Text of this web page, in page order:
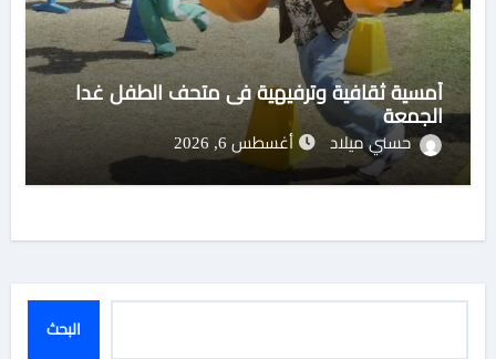
أمسية ثقافية وترفيهية فى متحف الطفل غدا
الجمعة
حسني ميلاد أغسطس 6, 2026
البحث